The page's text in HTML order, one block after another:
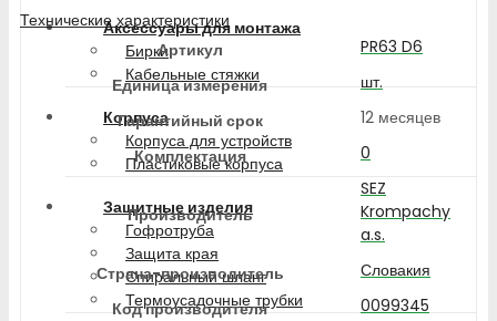
Аксессуары для монтажа
Бирки
Кабельные стяжки
Корпуса
Корпуса для устройств
Пластиковые корпуса
Защитные изделия
Гофротруба
Защита края
Спиральный шланг
Термоусадочные трубки
Технические характеристики
Артикул
PR63 D6
Единица измерения
шт.
Гарантийный срок
12 месяцев
Комплектация
0
Производитель
SEZ
Krompachy
a.s.
Страна-производитель
Словакия
Код производителя
0099345